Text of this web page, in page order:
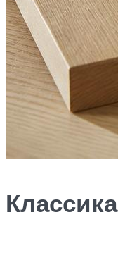
Классика